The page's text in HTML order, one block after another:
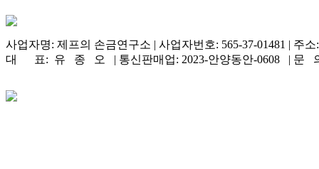
사업자명: 제프의 손금연구소 | 사업자번호: 565-37-01481 | 주
대 표: 유 종 오 | 통신판매업: 2023-안양동안-0608 | 문 의: